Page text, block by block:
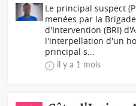
Le principal suspect
menées par la
d'Intervention (BRI)
l'interpellation d'un
principal s...
il y a 1 mois